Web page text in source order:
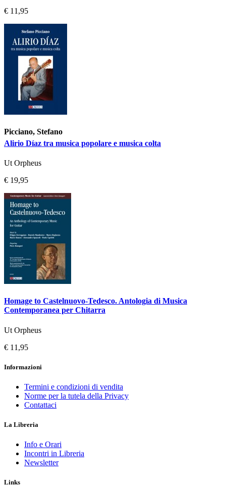
€ 11,95
Picciano, Stefano
Alirio Díaz tra musica popolare e musica colta
Ut Orpheus
€ 19,95
Homage to Castelnuovo-Tedesco. Antologia di Musica
Contemporanea per Chitarra
Ut Orpheus
€ 11,95
Informazioni
Termini e condizioni di vendita
Norme per la tutela della Privacy
Contattaci
La Libreria
Info e Orari
Incontri in Libreria
Newsletter
Links